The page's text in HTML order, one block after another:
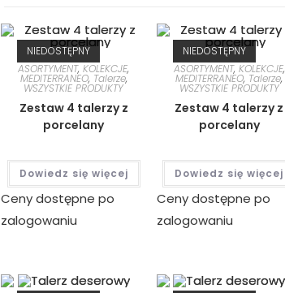
NIEDOSTĘPNY
ASORTYMENT,KOLEKCJE,
MEDITERRANEO, Talerze,
WSZYSTKIE PRODUKTY
Zestaw 4 talerzy z
porcelany
Dowiedz się więcej
Ceny dostępne po
zalogowaniu
NIEDOSTĘPNY
ASORTYMENT, KOLEKCJE,
MEDITERRANEO, Talerze,
WSZYSTKIE PRODUKTY
Zestaw 4 talerzy z
porcelany
Dowiedz się więcej
Ceny dostępne po
zalogowaniu